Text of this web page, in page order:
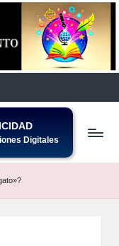
Digitales